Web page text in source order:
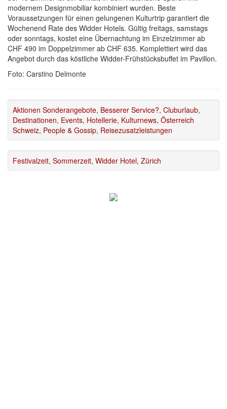
modernem Designmobiliar kombiniert wurden. Beste
Voraussetzungen für einen gelungenen Kulturtrip garantiert die
Wochenend Rate des Widder Hotels. Gültig freitags, samstags
oder sonntags, kostet eine Übernachtung im Einzelzimmer ab
CHF 490 im Doppelzimmer ab CHF 635. Komplettiert wird das
Angebot durch das köstliche Widder-Frühstücksbuffet im Pavillon.
Foto: Carstino Delmonte
Aktionen Sonderangebote, Besserer Service?, Cluburlaub,
Destinationen, Events, Hotellerie, Kulturnews, Österreich
Schweiz, People & Gossip, Reisezusatzleistungen
Festivalzeit, Sommerzeit, Widder Hotel, Zürich